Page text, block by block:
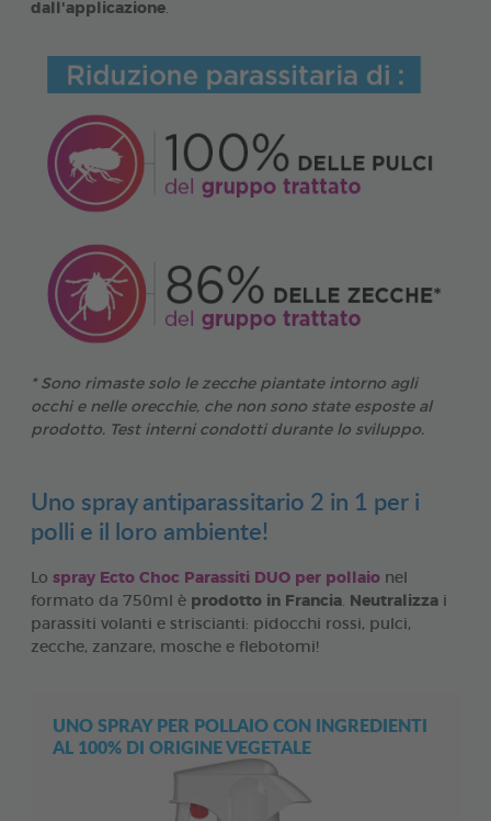
dall'applicazione.
* Sono rimaste solo le zecche piantate intorno agli
occhi e nelle orecchie, che non sono state esposte al
prodotto. Test interni condotti durante lo sviluppo.
Uno spray antiparassitario 2 in 1 per i
polli e il loro ambiente!
Lo spray Ecto Choc Parassiti DUO per pollaio nel
formato da 750ml è prodotto in Francia Neutralizza i
parassiti volanti e striscianti: pidocchi rossi, pulci,
zecche, zanzare, mosche e flebotomi!
UNO SPRAY PER POLLAIO CON INGREDIENTI
AL 100% DI ORIGINE VEGETALE